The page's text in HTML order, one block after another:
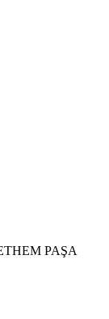
PAŞA